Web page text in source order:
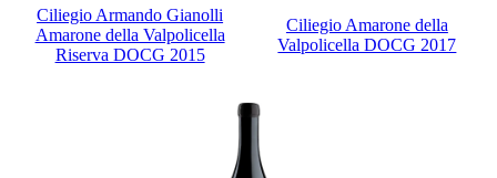
Ciliegio Armando Gianolli
Amarone della Valpolicella
Riserva DOCG 2015
Ciliegio Amarone della
Valpolicella DOCG 2017